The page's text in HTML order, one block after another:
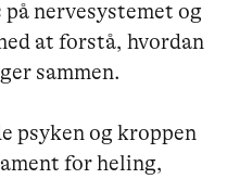
nervesystemet og
at forstå, hvordan
sammen.
psyken og kroppen
for heling,